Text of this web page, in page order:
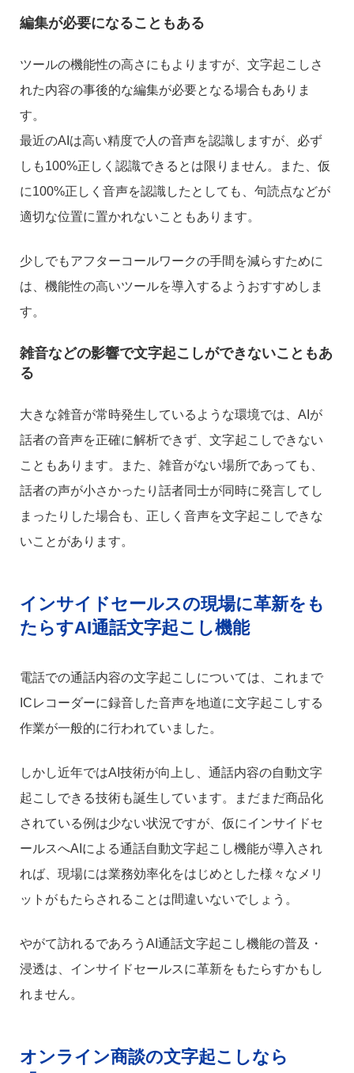
編集が必要になることもある
ツールの機能性の高さにもよりますが、文字起こしさ
れた内容の事後的な編集が必要となる場合もありま
す。
最近のAIは高い精度で人の音声を認識しますが、必ず
しも100%正しく認識できるとは限りません。また、仮
に100%正しく音声を認識したとしても、句読点などが
適切な位置に置かれないこともあります。
少しでもアフターコールワークの手間を減らすために
は、機能性の高いツールを導入するようおすすめしま
す。
雑音などの影響で文字起こしができないこともあ
る
大きな雑音が常時発生しているような環境では、AIが
話者の音声を正確に解析できず、文字起こしできない
こともあります。また、雑音がない場所であっても、
話者の声が小さかったり話者同士が同時に発言してし
まったりした場合も、正しく音声を文字起こしできな
いことがあります。
インサイドセールスの現場に革新をも
たらすAI通話文字起こし機能
電話での通話内容の文字起こしについては、これまで
ICレコーダーに録音した音声を地道に文字起こしする
作業が一般的に行われていました。
しかし近年ではAI技術が向上し、通話内容の自動文字
起こしできる技術も誕生しています。まだまだ商品化
されている例は少ない状況ですが、仮にインサイドセ
ールスへAIによる通話自動文字起こし機能が導入され
れば、現場には業務効率化をはじめとした様々なメリ
ットがもたらされることは間違いないでしょう。
やがて訪れるであろうAI通話文字起こし機能の普及・
浸透は、インサイドセールスに革新をもたらすかもし
れません。
オンライン商談の文字起こしなら